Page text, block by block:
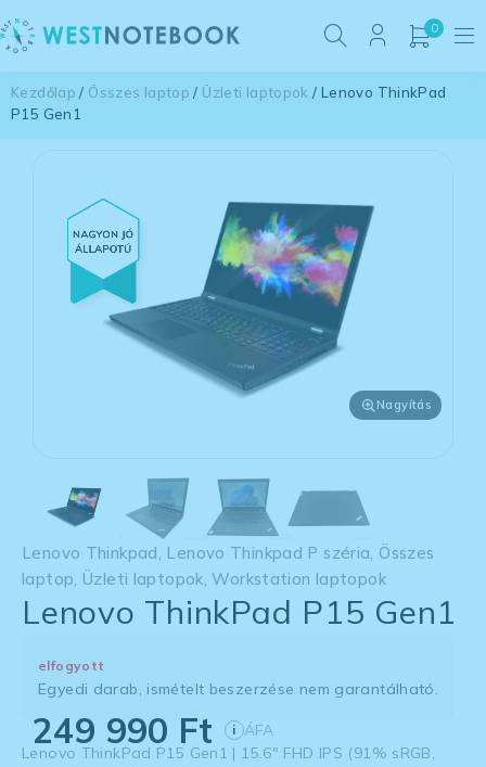
0
Kezdőlap / Összes laptop / Üzleti laptopok / Lenovo ThinkPad
P15 Gen1
Nagyítás
Lenovo Thinkpad Lenovo Thinkpad P széria Összes
laptop Üzleti laptopok Workstation laptopok
Lenovo ThinkPad P15 Gen1
elfogyott
Egyedi darab, ismételt beszerzése nem garantálható.
249 990 Ft i ÁFA
Lenovo ThinkPad P15 Gen1 | 15.6″ FHD IPS (91% sRGB,